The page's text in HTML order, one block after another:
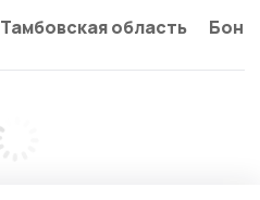
Тамбовская область